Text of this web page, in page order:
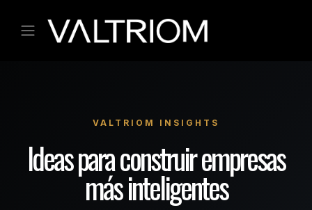
VALTRIOM INSIGHTS
Ideas para construir empresas
más inteligentes